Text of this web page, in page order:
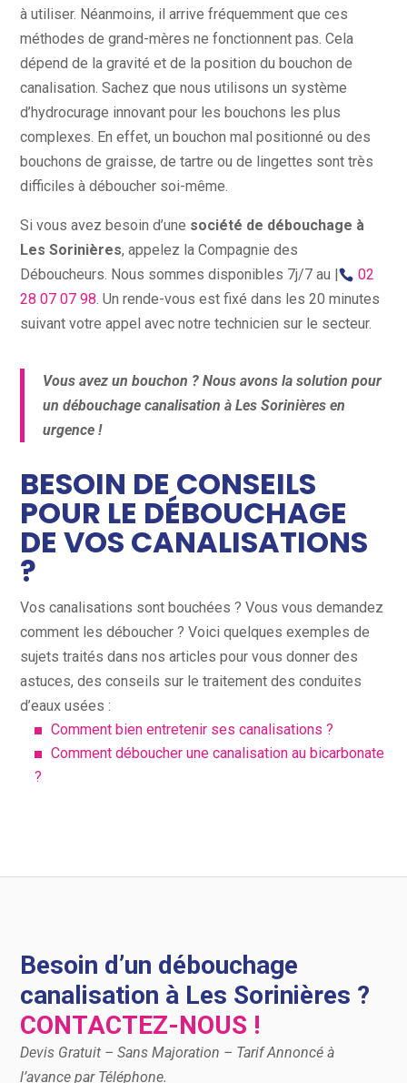
à utiliser. Néanmoins, il arrive fréquemment que ces
méthodes de grand-mères ne fonctionnent pas. Cela
dépend de la gravité et de la position du bouchon de
canalisation. Sachez que nous utilisons un système
d’hydrocurage innovant pour les bouchons les plus
complexes. En effet, un bouchon mal positionné ou des
bouchons de graisse, de tartre ou de lingettes sont très
difficiles à déboucher soi-même.
Si vous avez besoin d’une société de débouchage à
Les Sorinières, appelez la Compagnie des
Déboucheurs. Nous sommes disponibles 7j/7 au |
02
28 07 07 98. Un rende-vous est fixé dans les 20 minutes
suivant votre appel avec notre technicien sur le secteur.
Vous avez un bouchon ? Nous avons la solution pour
un débouchage canalisation à Les Sorinières en
urgence !
BESOIN DE CONSEILS
POUR LE DÉBOUCHAGE
DE VOS CANALISATIONS
?
Vos canalisations sont bouchées ? Vous vous demandez
comment les déboucher ? Voici quelques exemples de
sujets traités dans nos articles pour vous donner des
astuces, des conseils sur le traitement des conduites
d’eaux usées :
Comment bien entretenir ses canalisations ?
Comment déboucher une canalisation au bicarbonate
?
Besoin d’un débouchage
canalisation à Les Sorinières ?
CONTACTEZ-NOUS !
Devis Gratuit – Sans Majoration – Tarif Annoncé à
l’avance par Téléphone.